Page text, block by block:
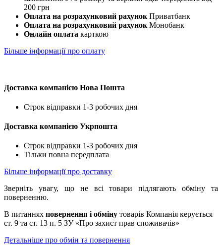
200 грн
Оплата на розрахунковий рахунок Приватбанк
Оплата на розрахунковий рахунок Монобанк
Онлайн оплата карткою
Більше інформації про оплату
Доставка компанією Нова Пошта
Строк відправки 1-3 робочих дня
Доставка компанією Укрпошта
Строк відправки 1-3 робочих дня
Тільки повна передплата
Більше інформації про доставку
Зверніть увагу, що не всі товари підлягають обміну та
поверненню.
В питаннях повернення і обміну товарів Компанія керується
ст. 9 та ст. 13 п. 5 ЗУ «Про захист прав споживачів»
Детальніше про обмін та повернення